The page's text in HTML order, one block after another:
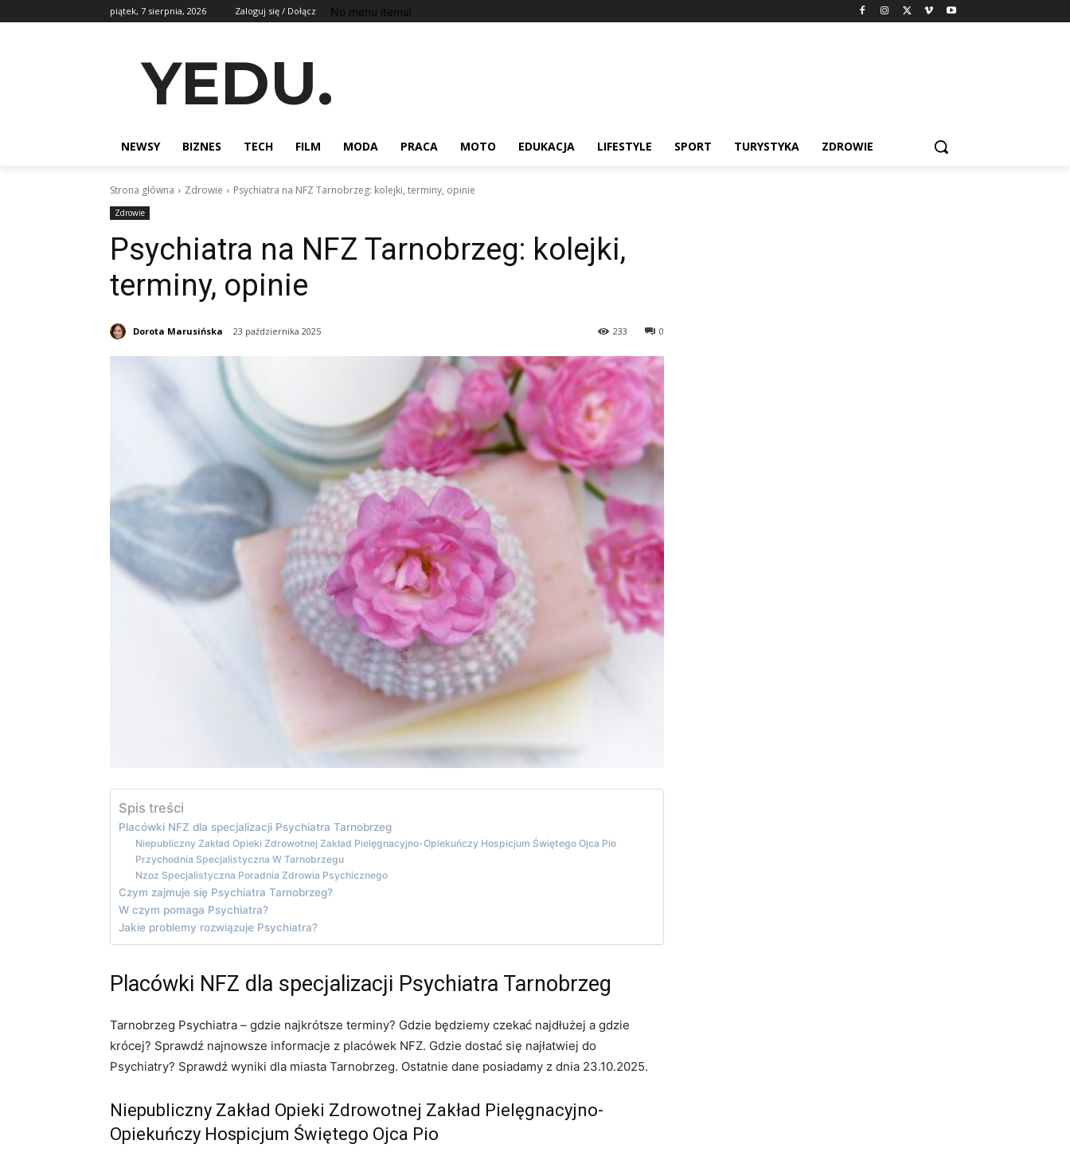
piątek, 7 sierpnia, 2026 Zaloguj się / Dołącz No menu items!
YEDU.
NEWSY BIZNES TECH FILM MODA PRACA MOTO EDUKACJA LIFESTYLE SPORT TURYSTYKA ZDROWIE
Strona główna Zdrowie Psychiatra na NFZ Tarnobrzeg: kolejki, terminy, opinie
Zdrowie
Psychiatra na NFZ Tarnobrzeg: kolejki,
terminy, opinie
Dorota Marusińska 23 października 2025 0
233
Spis treści
Placówki NFZ dla specjalizacji Psychiatra Tarnobrzeg
Niepubliczny Zakład Opieki Zdrowotnej Zakład Pielęgnacyjno-Opiekuńczy Hospicjum Świętego Ojca Pio
Przychodnia Specjalistyczna W Tarnobrzegu
Nzoz Specjalistyczna Poradnia Zdrowia Psychicznego
Czym zajmuje się Psychiatra Tarnobrzeg?
W czym pomaga Psychiatra?
Jakie problemy rozwiązuje Psychiatra?
Placówki NFZ dla specjalizacji Psychiatra Tarnobrzeg
Tarnobrzeg Psychiatra – gdzie najkrótsze terminy? Gdzie będziemy czekać najdłużej a gdzie
krócej? Sprawdź najnowsze informacje z placówek NFZ. Gdzie dostać się najłatwiej do
Psychiatry? Sprawdź wyniki dla miasta Tarnobrzeg. Ostatnie dane posiadamy z dnia 23.10.2025.
Niepubliczny Zakład Opieki Zdrowotnej Zakład Pielęgnacyjno-
Opiekuńczy Hospicjum Świętego Ojca Pio